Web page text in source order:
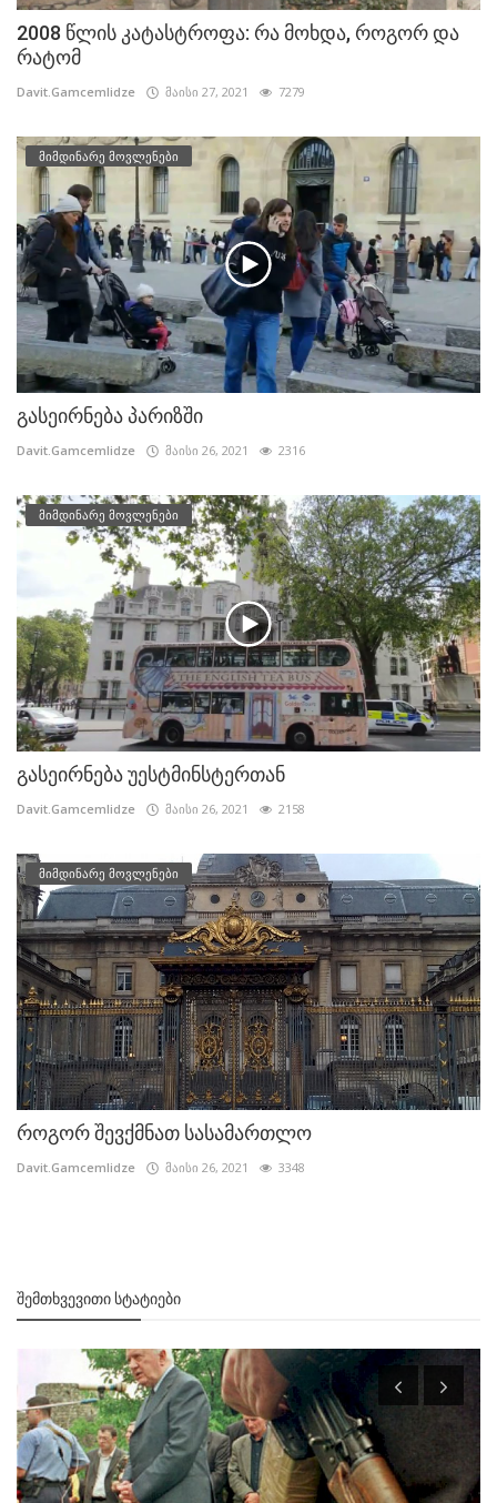
2008 წლის კატასტროფა: რა მოხდა, როგორ და
რატომ
Davit.Gamcemlidze მაისი 27, 2021 7279
მიმდინარე მოვლენები
გასეირნება პარიზში
Davit.Gamcemlidze მაისი 26, 2021 2316
მიმდინარე მოვლენები
გასეირნება უესტმინსტერთან
Davit.Gamcemlidze მაისი 26, 2021 2158
მიმდინარე მოვლენები
როგორ შევქმნათ სასამართლო
Davit.Gamcemlidze მაისი 26, 2021 3348
ᲨᲔᲛᲗᲮᲕᲔᲕᲘᲗᲘ ᲡᲢᲐᲢᲘᲔᲑᲘ